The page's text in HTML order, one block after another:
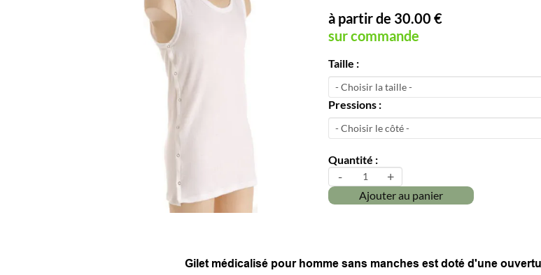
à partir de 30.00 €
sur commande
Taille :
Pressions :
Quantité :
Ajouter au panier
Gilet médicalisé pour homme sans manches est doté d'une